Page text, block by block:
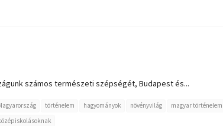
számos természeti szépségét, Budapest és...
történelem hagyományok növényvilág
magyar történelem